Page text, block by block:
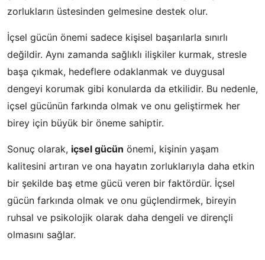
zorlukların üstesinden gelmesine destek olur.
İçsel gücün önemi sadece kişisel başarılarla sınırlı
değildir. Aynı zamanda sağlıklı ilişkiler kurmak, stresle
başa çıkmak, hedeflere odaklanmak ve duygusal
dengeyi korumak gibi konularda da etkilidir. Bu nedenle,
içsel gücünün farkında olmak ve onu geliştirmek her
birey için büyük bir öneme sahiptir.
Sonuç olarak, içsel gücün önemi, kişinin yaşam
kalitesini artıran ve ona hayatın zorluklarıyla daha etkin
bir şekilde baş etme gücü veren bir faktördür. İçsel
gücün farkında olmak ve onu güçlendirmek, bireyin
ruhsal ve psikolojik olarak daha dengeli ve dirençli
olmasını sağlar.